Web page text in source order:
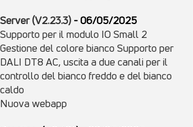
Server (V2.23.3) - 06/05/2025
Supporto per il modulo IO Small 2
Gestione del colore bianco Supporto per
DALI DT8 AC, uscita a due canali per il
controllo del bianco freddo e del bianco
caldo
Nuova webapp